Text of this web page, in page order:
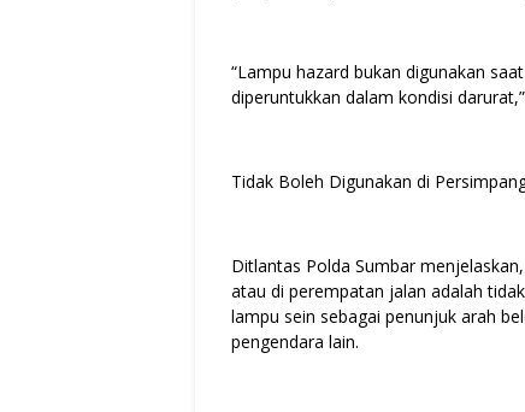
“Lampu hazard bukan digunakan
diperuntukkan dalam kondisi
Tidak Boleh Digunakan di
Ditlantas Polda Sumbar
atau di perempatan jalan adalah
lampu sein sebagai penunjuk arah
pengendara lain.